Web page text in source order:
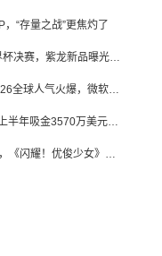
“存量之战”更焦灼了
三七网易Avia放假看世界杯决赛，紫龙新品曝光，米哈游新作上线 | 陀螺周报
暑期档新作扎堆，BW2026全球人气火爆，微软XBOX大裁员|陀螺周报
《皮克敏 Bloom》2026上半年吸金3570万美元，中国台湾成最大市场
出海首年营收超1亿美元，《闪耀！优俊少女》美国市场占比达七成